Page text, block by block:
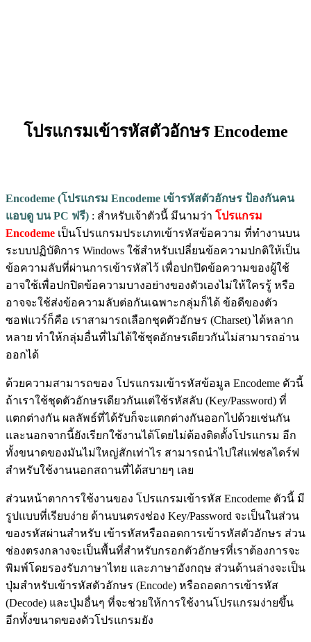
โปรแกรมเข้ารหัสตัวอักษร Encodeme
Encodeme (โปรแกรม Encodeme เข้ารหัสตัวอักษร ป้องกันคน
แอบดู บน PC ฟรี) : สำหรับเจ้าตัวนี้ มีนามว่า โปรแกรม
Encodeme เป็นโปรแกรมประเภทเข้ารหัสข้อความ ที่ทำงานบน
ระบบปฏิบัติการ Windows ใช้สำหรับเปลี่ยนข้อความปกติให้เป็น
ข้อความลับที่ผ่านการเข้ารหัสไว้ เพื่อปกปิดข้อความของผู้ใช้
อาจใช้เพื่อปกปิดข้อความบางอย่างของตัวเองไม่ให้ใครรู้ หรือ
อาจจะใช้ส่งข้อความลับต่อกันเฉพาะกลุ่มก็ได้ ข้อดีของตัว
ซอฟแวร์ก็คือ เราสามารถเลือกชุดตัวอักษร (Charset) ได้หลาก
หลาย ทำให้กลุ่มอื่นที่ไม่ได้ใช้ชุดอักษรเดียวกันไม่สามารถอ่าน
ออกได้
ด้วยความสามารถของ โปรแกรมเข้ารหัสข้อมูล Encodeme ตัวนี้
ถ้าเราใช้ชุดตัวอักษรเดียวกันแต่ใช้รหัสลับ (Key/Password) ที่
แตกต่างกัน ผลลัพธ์ที่ได้รับก็จะแตกต่างกันออกไปด้วยเช่นกัน
และนอกจากนี้ยังเรียกใช้งานได้โดยไม่ต้องติดตั้งโปรแกรม อีก
ทั้งขนาดของมันไม่ใหญ่สักเท่าไร สามารถนำไปใส่แฟชลไดร์ฟ
สำหรับใช้งานนอกสถานที่ได้สบายๆ เลย
ส่วนหน้าตาการใช้งานของ โปรแกรมเข้ารหัส Encodeme ตัวนี้ มี
รูปแบบที่เรียบง่าย ด้านบนตรงช่อง Key/Password จะเป็นในส่วน
ของรหัสผ่านสำหรับ เข้ารหัสหรือถอดการเข้ารหัสตัวอักษร ส่วน
ช่องตรงกลางจะเป็นพื้นที่สำหรับกรอกตัวอักษรที่เราต้องการจะ
พิมพ์โดยรองรับภาษาไทย และภาษาอังกฤษ ส่วนด้านล่างจะเป็น
ปุ่มสำหรับเข้ารหัสตัวอักษร (Encode) หรือถอดการเข้ารหัส
(Decode) และปุ่มอื่นๆ ที่จะช่วยให้การใช้งานโปรแกรมง่ายขึ้น
อีกทั้งขนาดของตัวโปรแกรมยัง